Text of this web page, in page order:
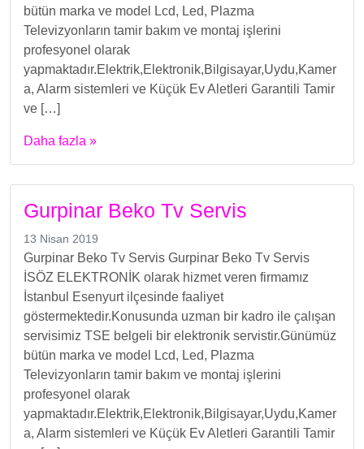
bütün marka ve model Lcd, Led, Plazma
Televizyonların tamir bakım ve montaj işlerini
profesyonel olarak
yapmaktadır.Elektrik,Elektronik,Bilgisayar,Uydu,Kamer
a, Alarm sistemleri ve Küçük Ev Aletleri Garantili Tamir
ve […]
Daha fazla »
Gurpinar Beko Tv Servis
13 Nisan 2019
Gurpinar Beko Tv Servis Gurpinar Beko Tv Servis
İSÖZ ELEKTRONİK olarak hizmet veren firmamız
İstanbul Esenyurt ilçesinde faaliyet
göstermektedir.Konusunda uzman bir kadro ile çalışan
servisimiz TSE belgeli bir elektronik servistir.Günümüz
bütün marka ve model Lcd, Led, Plazma
Televizyonların tamir bakım ve montaj işlerini
profesyonel olarak
yapmaktadır.Elektrik,Elektronik,Bilgisayar,Uydu,Kamer
a, Alarm sistemleri ve Küçük Ev Aletleri Garantili Tamir